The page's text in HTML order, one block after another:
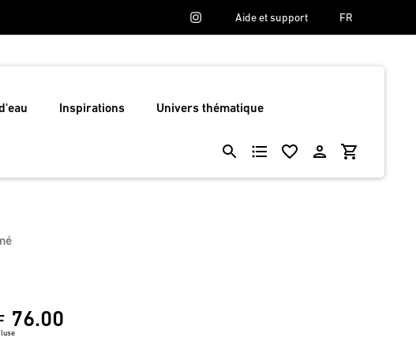
Aide et support FR
Inspirations Univers thématique
76.00